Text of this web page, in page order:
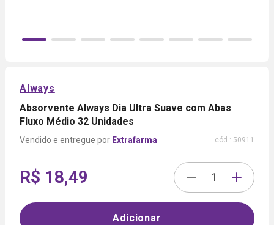
Always
Absorvente Always Dia Ultra Suave com Abas
Fluxo Médio 32 Unidades
Extrafarma cód.: 50911
R$ 18,49
Adicionar